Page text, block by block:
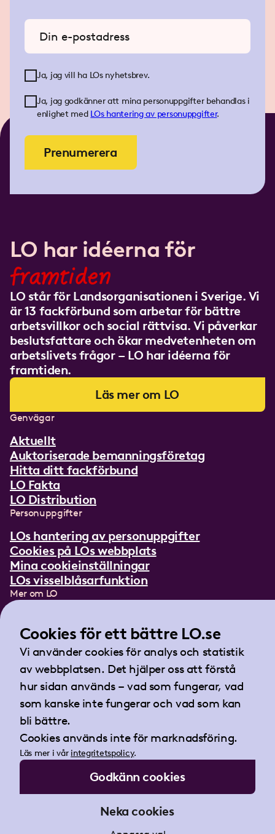
Ange din e-postadress
Ja, jag vill ha LOs nyhetsbrev.
Ja, jag godkänner att mina personuppgifter behandlas i
enlighet med LOs hantering av personuppgifter.
Prenumerera
LO har idéerna för
framtiden
LO står för Landsorganisationen i Sverige. Vi
är 13 fackförbund som arbetar för bättre
arbetsvillkor och social rättvisa. Vi påverkar
beslutsfattare och ökar medvetenheten om
arbetslivets frågor – LO har idéerna för
framtiden.
Läs mer om LO
Genvägar
Aktuellt
Auktoriserade bemanningsföretag
Hitta ditt fackförbund
LO Fakta
LO Distribution
Personuppgifter
LOs hantering av personuppgifter
Cookies på LOs webbplats
Mina cookieinställningar
LOs visselblåsarfunktion
Mer om LO
Lättläst om LO
Teckenspråksfilm
Tidningen Arbetet
Landsorganisationen i Sverige
Barnhusgatan 18
105 53 Stockholm
Tel:08-796 25 00
Fax:08-796 25 17
E-post:info@lo.se
Org.nr 802001-9769
Cookies för ett bättre LO.se
Vi använder cookies för analys och statistik
av webbplatsen. Det hjälper oss att förstå
hur sidan används – vad som fungerar, vad
som kanske inte fungerar och vad som kan
bli bättre.
Cookies används inte för marknadsföring.
Läs mer i vår integritetspolicy.
Godkänn cookies
Neka cookies